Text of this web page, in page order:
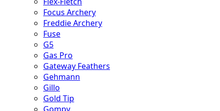
Focus Archery
Freddie Archery
Fuse
G5
Gas Pro
Gateway Feathers
Gehmann
Gillo
Gold Tip